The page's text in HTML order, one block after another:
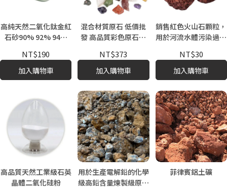
高純天然二氧化鈦金紅
石砂90% 92% 94%
NT$190
加入購物車
混合材質原石 低價批
發 高品質彩色原石用
NT$373
加入購物車
銷售紅色火山石顆粒，
用於河流水體污染過濾
NT$30
加入購物車
高品質天然工業級石英
晶體二氧化硅粉
用於生產電解鉛的化學
級高鉛含量煉製級原料
菲律賓鋁土礦